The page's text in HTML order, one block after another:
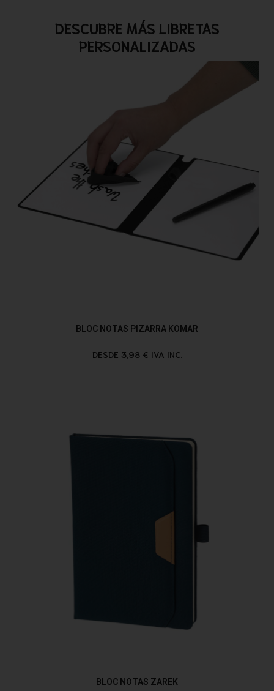
DESCUBRE MÁS LIBRETAS
PERSONALIZADAS
BLOC NOTAS PIZARRA KOMAR
DESDE 3,98 € IVA INC.
BLOC NOTAS ZAREK